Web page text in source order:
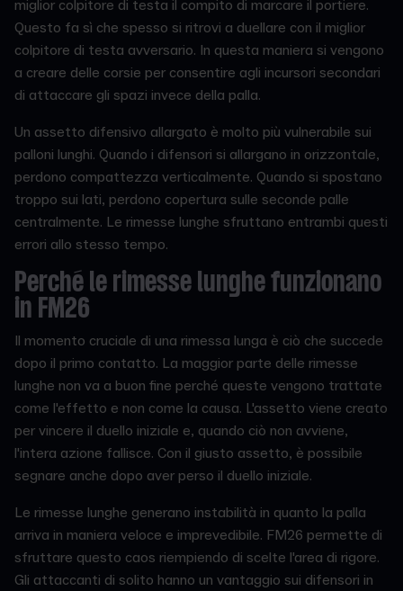
miglior colpitore di testa il compito di marcare il portiere.
Questo fa sì che spesso si ritrovi a duellare con il miglior
colpitore di testa avversario. In questa maniera si vengono
a creare delle corsie per consentire agli incursori secondari
di attaccare gli spazi invece della palla.
Un assetto difensivo allargato è molto più vulnerabile sui
palloni lunghi. Quando i difensori si allargano in orizzontale,
perdono compattezza verticalmente. Quando si spostano
troppo sui lati, perdono copertura sulle seconde palle
centralmente. Le rimesse lunghe sfruttano entrambi questi
errori allo stesso tempo.
Perché le rimesse lunghe funzionano
in FM26
Il momento cruciale di una rimessa lunga è ciò che succede
dopo il primo contatto. La maggior parte delle rimesse
lunghe non va a buon fine perché queste vengono trattate
come l'effetto e non come la causa. L'assetto viene creato
per vincere il duello iniziale e, quando ciò non avviene,
l'intera azione fallisce. Con il giusto assetto, è possibile
segnare anche dopo aver perso il duello iniziale.
Le rimesse lunghe generano instabilità in quanto la palla
arriva in maniera veloce e imprevedibile. FM26 permette di
sfruttare questo caos riempiendo di scelte l'area di rigore.
Gli attaccanti di solito hanno un vantaggio sui difensori in